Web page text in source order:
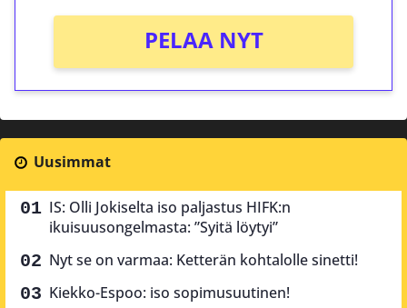
PELAA NYT
Uusimmat
IS: Olli Jokiselta iso paljastus HIFK:n
ikuisuusongelmasta: ”Syitä löytyi”
Nyt se on varmaa: Ketterän kohtalolle sinetti!
Kiekko-Espoo: iso sopimusuutinen!